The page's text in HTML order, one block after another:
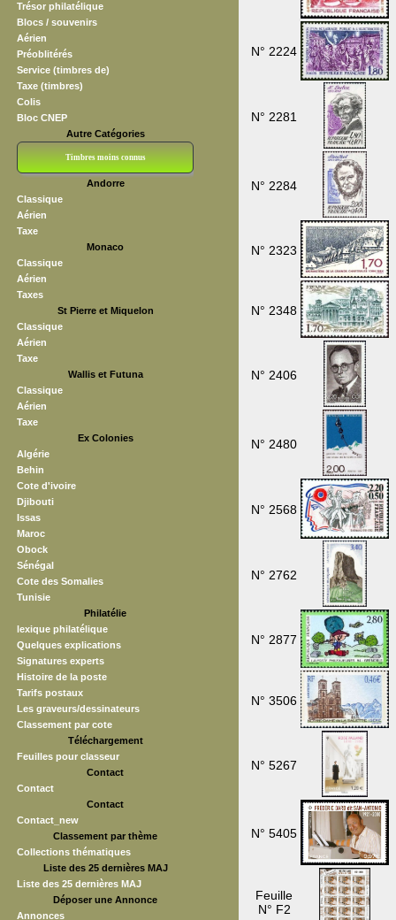
Trésor philatélique
Blocs / souvenirs
Aérien
Préoblitérés
Service (timbres de)
Taxe (timbres)
Colis
Bloc CNEP
Autre Catégories
Timbres moins connus
Andorre
Classique
Aérien
Taxe
Monaco
Classique
Aérien
Taxes
St Pierre et Miquelon
Classique
Aérien
Taxe
Wallis et Futuna
Classique
Aérien
Taxe
Ex Colonies
Algérie
Behin
Cote d'ivoire
Djibouti
Issas
Maroc
Obock
Sénégal
Cote des Somalies
Tunisie
Philatélie
lexique philatélique
Quelques explications
Signatures experts
Histoire de la poste
Tarifs postaux
Les graveurs/dessinateurs
Classement par cote
Téléchargement
Feuilles pour classeur
Contact
Contact
Contact
Contact_new
Classement par thème
Collections thématiques
Liste des 25 dernières MAJ
Liste des 25 dernières MAJ
Déposer une Annonce
Annonces
N° 2224
N° 2281
N° 2284
N° 2323
N° 2348
N° 2406
N° 2480
N° 2568
N° 2762
N° 2877
N° 3506
N° 5267
N° 5405
Feuille
N° F2